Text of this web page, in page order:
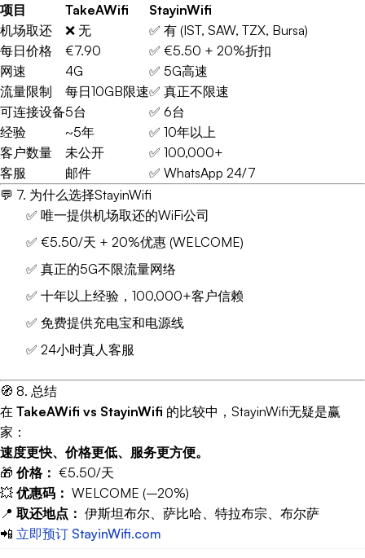
项目
TakeAWifi
StayinWifi
机场取还
❌ 无
✅ 有 (IST, SAW, TZX, Bursa)
每日价格
€7.90
✅ €5.50 + 20%折扣
网速
4G
✅ 5G高速
流量限制
每日10GB限速✅ 真正不限速
可连接设备5台
✅ 6台
经验
~5年
✅ 10年以上
客户数量
未公开
✅ 100,000+
客服
邮件
✅ WhatsApp 24/7
💬 7. 为什么选择StayinWifi
✅ 唯一提供机场取还的WiFi公司
✅ €5.50/天 + 20%优惠 (WELCOME)
✅ 真正的5G不限流量网络
✅ 十年以上经验，100,000+客户信赖
✅ 免费提供充电宝和电源线
✅ 24小时真人客服
🧭 8. 总结
在 TakeAWifi vs StayinWifi 的比较中，StayinWifi无疑是赢
家：
速度更快、价格更低、服务更方便。
🎁 价格： €5.50/天
💥 优惠码： WELCOME (–20%)
📍 取还地点： 伊斯坦布尔、萨比哈、特拉布宗、布尔萨
📲 立即预订 StayinWifi.com